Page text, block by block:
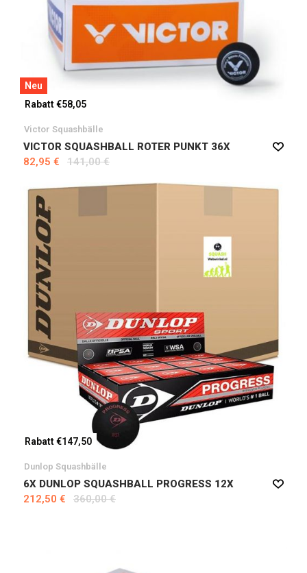
Neu
Rabatt €58,05
Victor Squashbälle
VICTOR SQUASHBALL ROTER PUNKT 36X
82,95 €
141,00 €
Rabatt €147,50
Dunlop Squashbälle
6X DUNLOP SQUASHBALL PROGRESS 12X
212,50 €
360,00 €